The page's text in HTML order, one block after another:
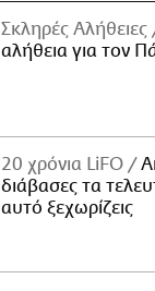
Σκληρές Αλήθειες
αλήθεια για τον
20 χρόνια LiFO
διάβασες τα
αυτό ξεχωρίζεις